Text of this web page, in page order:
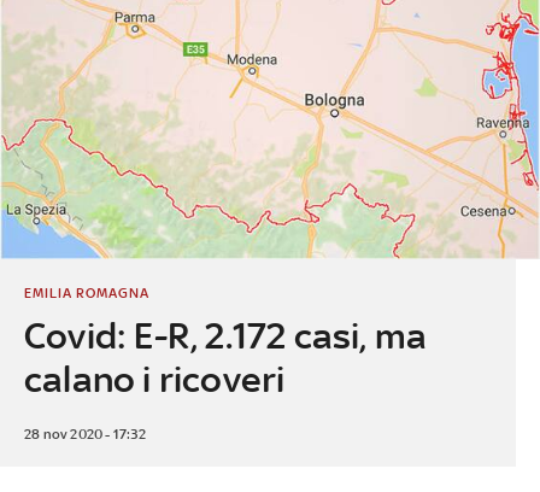
Covid: E-R, 2.172 casi, ma
calano i ricoveri
EMILIA ROMAGNA
28 nov 2020 - 17:32